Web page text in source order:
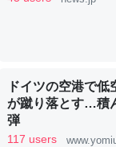
これを元に考える
ドイツの空港で
が蹴り落とす…積
弾
117 users